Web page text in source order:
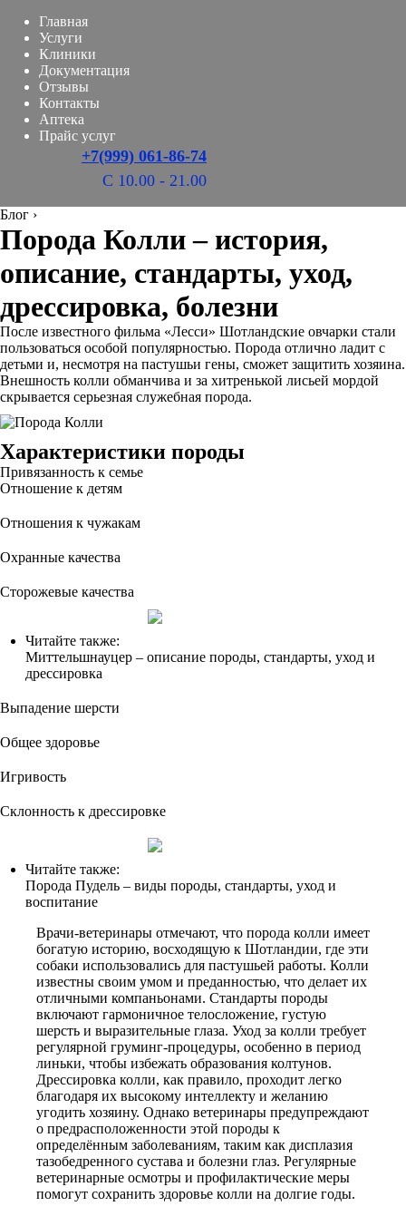
Главная
Услуги
Клиники
Документация
Отзывы
Контакты
Аптека
Прайс услуг
+7(999) 061-86-74
С 10.00 - 21.00
Блог ›
Порода Колли – история,
описание, стандарты, уход,
дрессировка, болезни
После известного фильма «Лесси» Шотландские овчарки стали
пользоваться особой популярностью. Порода отлично ладит с
детьми и, несмотря на пастушьи гены, сможет защитить хозяина.
Внешность колли обманчива и за хитренькой лисьей мордой
скрывается серьезная служебная порода.
Характеристики породы
Привязанность к семье
Отношение к детям
Отношения к чужакам
Охранные качества
Сторожевые качества
Читайте также:
Миттельшнауцер – описание породы, стандарты, уход и
дрессировка
Выпадение шерсти
Общее здоровье
Игривость
Склонность к дрессировке
Читайте также:
Порода Пудель – виды породы, стандарты, уход и
воспитание
Врачи-ветеринары отмечают, что порода колли имеет
богатую историю, восходящую к Шотландии, где эти
собаки использовались для пастушьей работы. Колли
известны своим умом и преданностью, что делает их
отличными компаньонами. Стандарты породы
включают гармоничное телосложение, густую
шерсть и выразительные глаза. Уход за колли требует
регулярной груминг-процедуры, особенно в период
линьки, чтобы избежать образования колтунов.
Дрессировка колли, как правило, проходит легко
благодаря их высокому интеллекту и желанию
угодить хозяину. Однако ветеринары предупреждают
о предрасположенности этой породы к
определённым заболеваниям, таким как дисплазия
тазобедренного сустава и болезни глаз. Регулярные
ветеринарные осмотры и профилактические меры
помогут сохранить здоровье колли на долгие годы.